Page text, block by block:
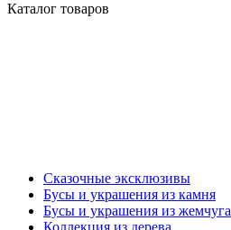
Каталог товаров
Сказочные эксклюзивы
Бусы и украшения из камня
Бусы и украшения из жемчуга
Коллекция из дерева